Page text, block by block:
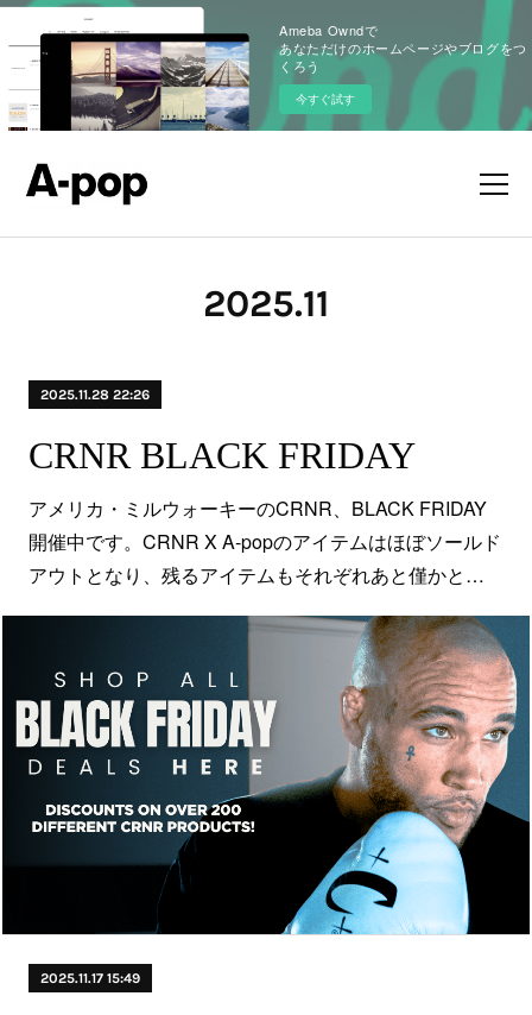
Ameba Owndで
あなただけのホームページやブログをつ
くろう
今すぐ試す
2025.11
2025.11.28 22:26
CRNR BLACK FRIDAY
アメリカ・ミルウォーキーのCRNR、BLACK FRIDAY
開催中です。CRNR X A-popのアイテムはほぼソールド
アウトとなり、残るアイテムもそれぞれあと僅かと…
2025.11.17 15:49